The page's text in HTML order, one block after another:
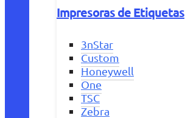
Impresoras de Etiquetas
3nStar
Custom
Honeywell
One
TSC
Zebra